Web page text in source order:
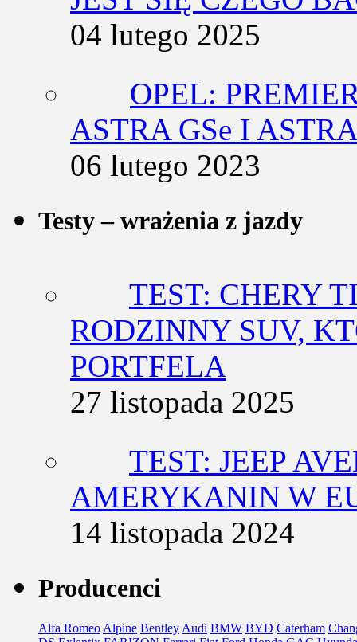
04 lutego 2025
OPEL:
ASTRA GSe I
06 lutego 2023
Testy – wrażenia z jazdy
TEST: CHERY
RODZINNY SUV,
PORTFELA
27 listopada 2025
TEST: JEEP
AMERYKANIN W
14 listopada 2024
Producenci
Alfa Romeo Alpine Bentley Audi BMW BYD Caterham